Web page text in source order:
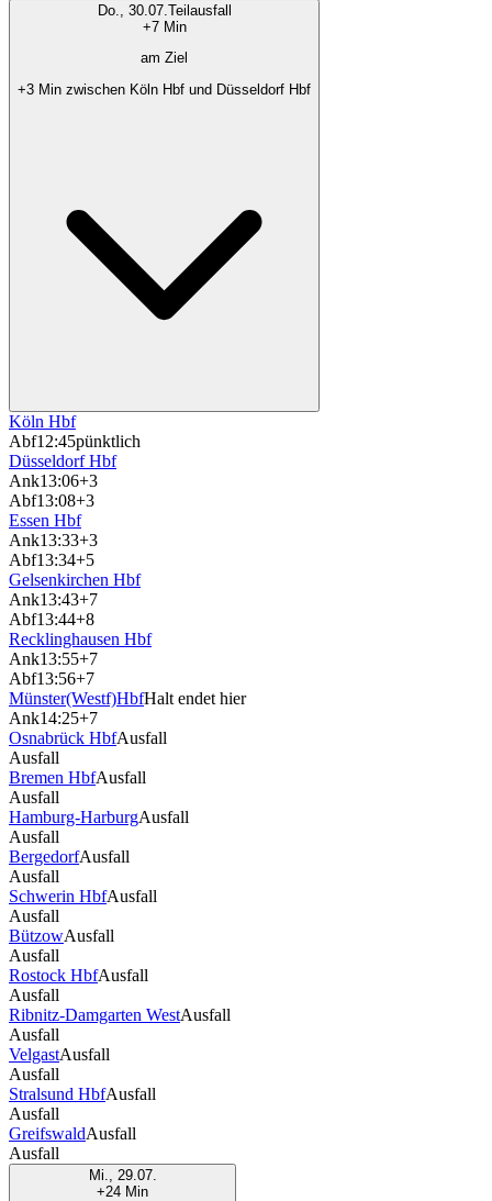
Do., 30.07.Teilausfall
+7 Min
am Ziel
+3 Min zwischen Köln Hbf und Düsseldorf Hbf
Köln Hbf
Abf12:45pünktlich
Düsseldorf Hbf
Ank13:06+3
Abf13:08+3
Essen Hbf
Ank13:33+3
Abf13:34+5
Gelsenkirchen Hbf
Ank13:43+7
Abf13:44+8
Recklinghausen Hbf
Ank13:55+7
Abf13:56+7
Münster(Westf)HbfHalt endet hier
Ank14:25+7
Osnabrück HbfAusfall
Ausfall
Bremen HbfAusfall
Ausfall
Hamburg-HarburgAusfall
Ausfall
BergedorfAusfall
Ausfall
Schwerin HbfAusfall
Ausfall
BützowAusfall
Ausfall
Rostock HbfAusfall
Ausfall
Ribnitz-Damgarten WestAusfall
Ausfall
VelgastAusfall
Ausfall
Stralsund HbfAusfall
Ausfall
GreifswaldAusfall
Ausfall
Mi., 29.07.
+24 Min